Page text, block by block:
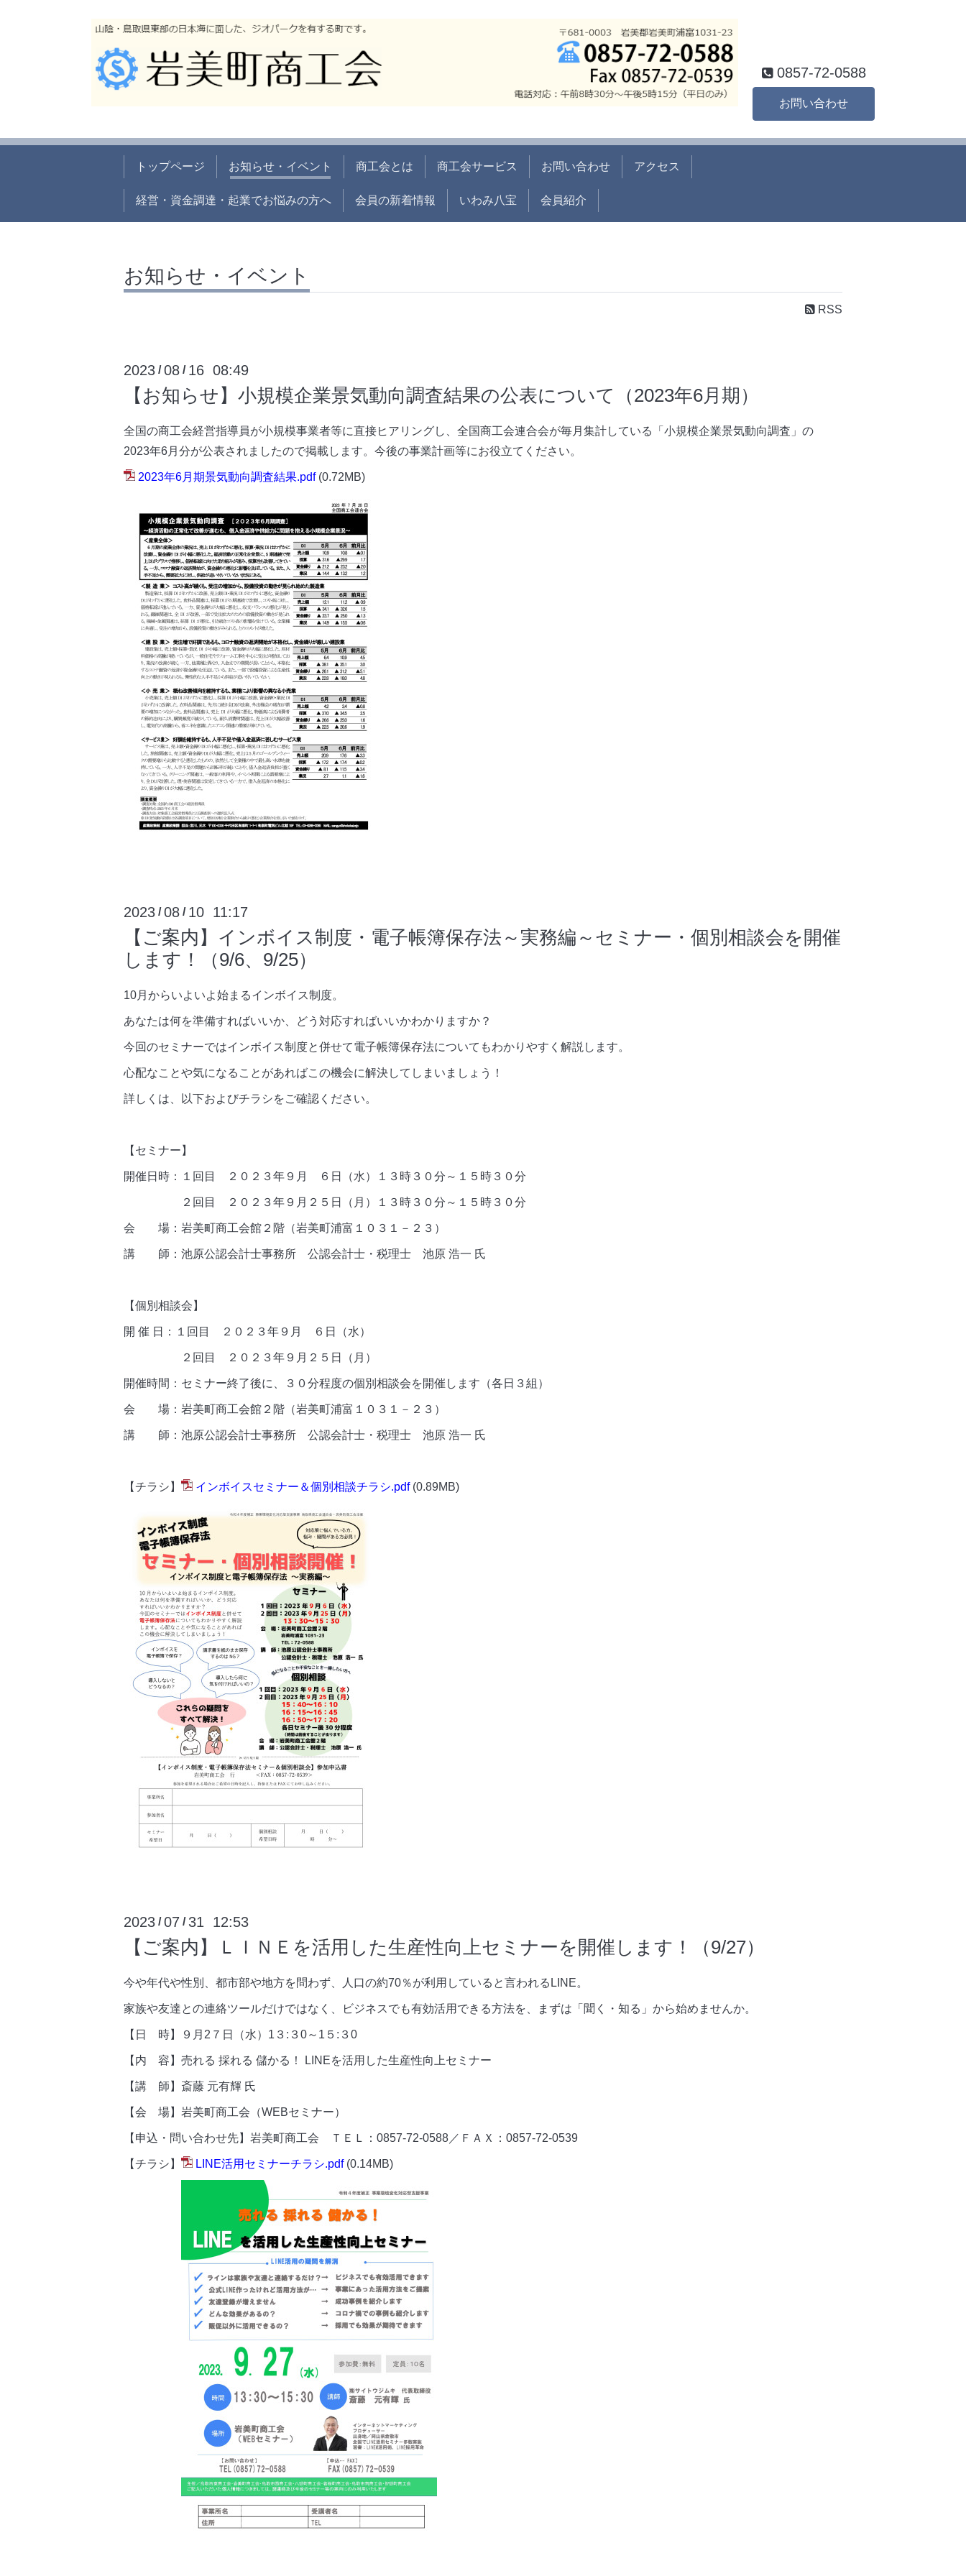
0857-72-0588
お問い合わせ
トップページ お知らせ・イベント 商工会とは 商工会サービス お問い合わせ アクセス
経営・資金調達・起業でお悩みの方へ 会員の新着情報 いわみ八宝 会員紹介
お知らせ・イベント
RSS
2023 /08 / 16 08:49
【お知らせ】小規模企業景気動向調査結果の公表について（2023年6月期）
全国の商工会経営指導員が小規模事業者等に直接ヒアリングし、全国商工会連合会が毎月集計している「小規模企業景気動向調査」の
2023年6月分が公表されましたので掲載します。今後の事業計画等にお役立てください。
2023年6月期景気動向調査結果.pdf (0.72MB)
2023 /08 / 10 11:17
【ご案内】インボイス制度・電子帳簿保存法～実務編～セミナー・個別相談会を開催
します！（9/6、9/25）
10月からいよいよ始まるインボイス制度。
あなたは何を準備すればいいか、どう対応すればいいかわかりますか？
今回のセミナーではインボイス制度と併せて電子帳簿保存法についてもわかりやすく解説します。
心配なことや気になることがあればこの機会に解決してしまいましょう！
詳しくは、以下およびチラシをご確認ください。
【セミナー】
開催日時：１回目 ２０２３年９月 ６日（水）１３時３０分～１５時３０分
２回目 ２０２３年９月２５日（月）１３時３０分～１５時３０分
会 場：岩美町商工会館２階（岩美町浦富１０３１－２３）
講 師：池原公認会計士事務所 公認会計士・税理士 池原 浩一 氏
【個別相談会】
開 催 日：１回目 ２０２３年９月 ６日（水）
２回目 ２０２３年９月２５日（月）
開催時間：セミナー終了後に、３０分程度の個別相談会を開催します（各日３組）
会 場：岩美町商工会館２階（岩美町浦富１０３１－２３）
講 師：池原公認会計士事務所 公認会計士・税理士 池原 浩一 氏
【チラシ】 インボイスセミナー＆個別相談チラシ.pdf (0.89MB)
2023 /07 / 31 12:53
【ご案内】ＬＩＮＥを活用した生産性向上セミナーを開催します！（9/27）
今や年代や性別、都市部や地方を問わず、人口の約70％が利用していると言われるLINE。
家族や友達との連絡ツールだけではなく、ビジネスでも有効活用できる方法を、まずは「聞く・知る」から始めませんか。
【日 時】９月2７日（水）1３:３0～1５:３0
【内 容】売れる 採れる 儲かる！ LINEを活用した生産性向上セミナー
【講 師】斎藤 元有輝 氏
【会 場】岩美町商工会（WEBセミナー）
【申込・問い合わせ先】岩美町商工会 ＴＥＬ：0857-72-0588／ＦＡＸ：0857-72-0539
【チラシ】 LINE活用セミナーチラシ.pdf (0.14MB)